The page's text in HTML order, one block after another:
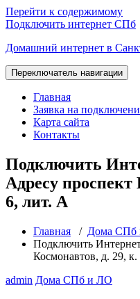
Перейти к содержимому
Подключить интернет СПб
Домашний интернет в
Переключатель навигации
Главная
Заявка на
Карта сайта
Контакты
Подключить
Адресу проспект
6, лит. А
Главная / Дома СПб
Подключить
Космонавтов, д. 29,
admin Дома СПб и ЛО